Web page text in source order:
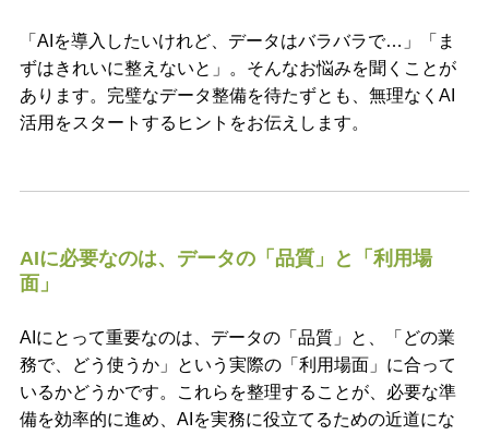
「AIを導入したいけれど、データはバラバラで…」「ま
ずはきれいに整えないと」。そんなお悩みを聞くことが
あります。完璧なデータ整備を待たずとも、無理なくAI
活用をスタートするヒントをお伝えします。
AIに必要なのは、データの「品質」と「利用場
面」
AIにとって重要なのは、データの「品質」と、「どの業
務で、どう使うか」という実際の「利用場面」に合って
いるかどうかです。これらを整理することが、必要な準
備を効率的に進め、AIを実務に役立てるための近道にな